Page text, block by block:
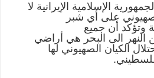
الإسلامية الإيرانية لا
على أي شبر
وتؤكد أن جميع
النهر الى البحر هي أراضي
الكيان الصهيوني لها